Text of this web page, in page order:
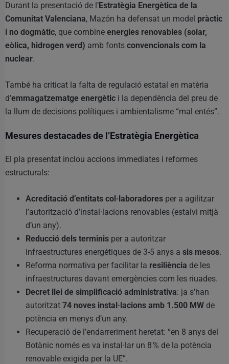
Durant la presentació de l’Estratègia Energètica de la
Comunitat Valenciana, Mazón ha defensat un model pràctic
i no dogmàtic, que combine energies renovables (solar,
eòlica, hidrogen verd) amb fonts convencionals com la
nuclear.
També ha criticat la falta de regulació estatal en matèria
d’emmagatzematge energètic i la dependència del preu de
la llum de decisions polítiques i ambientalisme “mal entés”.
Mesures destacades de l’Estratègia Energètica
El pla presentat inclou accions immediates i reformes
estructurals:
Acreditació d’entitats col·laboradores per a agilitzar
l’autorització d’instal·lacions renovables (estalvi mitjà
d’un any).
Reducció dels terminis per a autoritzar
infraestructures energètiques de 3-5 anys a sis mesos.
Reforma normativa per facilitar la resiliència de les
infraestructures davant emergències com les riuades.
Decret llei de simplificació administrativa: ja s’han
autoritzat 74 noves instal·lacions amb 1.500 MW de
potència en menys d’un any.
Recuperació de l’endarreriment heretat: “en 8 anys del
Botànic només es va instal·lar un 8 % de la potència
renovable exigida per la UE”.